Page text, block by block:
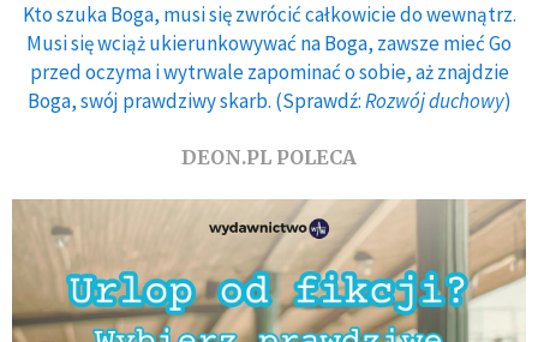
Kto szuka Boga, musi się zwrócić całkowicie do wewnątrz.
Musi się wciąż ukierunkowywać na Boga, zawsze mieć Go
przed oczyma i wytrwale zapominać o sobie, aż znajdzie
Boga, swój prawdziwy skarb. (Sprawdź:Rozwój duchowy)
DEON.PL POLECA